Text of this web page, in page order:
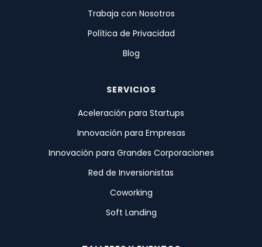
Trabaja con Nosotros
Política de Privacidad
Blog
SERVICIOS
Aceleración para Startups
Innovación para Empresas
Innovación para Grandes Corporaciones
Red de Inversionistas
Coworking
Soft Landing